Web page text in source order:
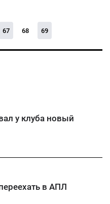
67 68 69
у клуба новый
в АПЛ